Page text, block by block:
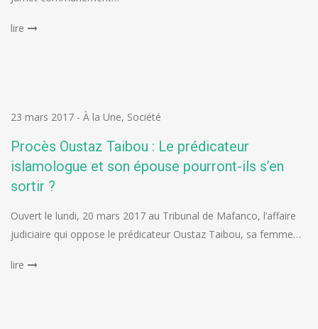
lire
23 mars 2017 - À la Une, Société
Procès Oustaz Taibou : Le prédicateur
islamologue et son épouse pourront-ils s’en
sortir ?
Ouvert le lundi, 20 mars 2017 au Tribunal de Mafanco, l’affaire
judiciaire qui oppose le prédicateur Oustaz Taibou, sa femme…
lire